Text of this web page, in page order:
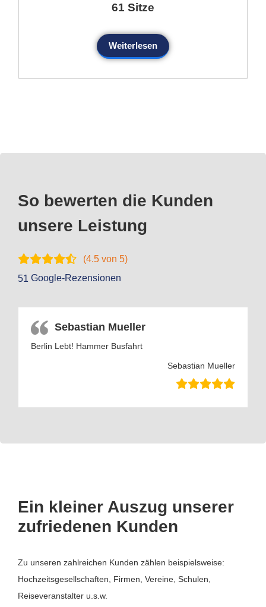
61 Sitze
Weiterlesen
So bewerten die Kunden
unsere Leistung
(4.5 von 5)
51 Google-Rezensionen
Sebastian Mueller
Berlin Lebt! Hammer Busfahrt
Sebastian Mueller
Ein kleiner Auszug unserer
zufriedenen Kunden
Zu unseren zahlreichen Kunden zählen beispielsweise:
Hochzeitsgesellschaften, Firmen, Vereine, Schulen,
Reiseveranstalter u.s.w.